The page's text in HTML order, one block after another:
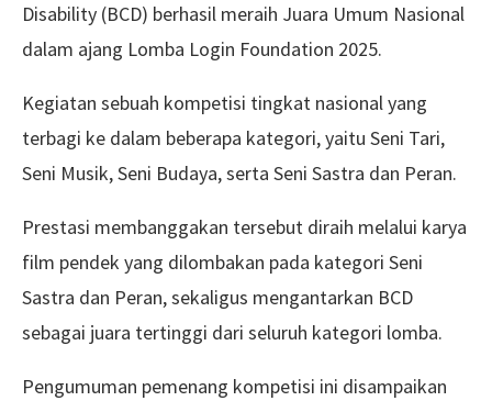
Disability (BCD) berhasil meraih Juara Umum Nasional
dalam ajang Lomba Login Foundation 2025.
Kegiatan sebuah kompetisi tingkat nasional yang
terbagi ke dalam beberapa kategori, yaitu Seni Tari,
Seni Musik, Seni Budaya, serta Seni Sastra dan Peran.
Prestasi membanggakan tersebut diraih melalui karya
film pendek yang dilombakan pada kategori Seni
Sastra dan Peran, sekaligus mengantarkan BCD
sebagai juara tertinggi dari seluruh kategori lomba.
Pengumuman pemenang kompetisi ini disampaikan